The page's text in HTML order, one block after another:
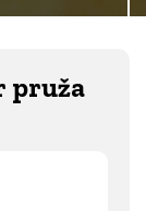
pruža